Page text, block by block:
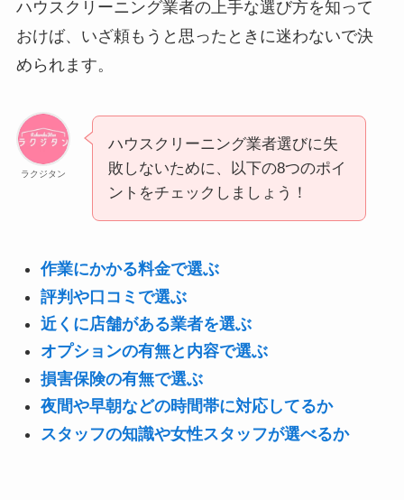
ハウスクリーニング業者の上手な選び方を知って
おけば、いざ頼もうと思ったときに迷わないで決
められます。
ラクジタン
ハウスクリーニング業者選びに失
敗しないために、以下の8つのポイ
ントをチェックしましょう！
作業にかかる料金で選ぶ
評判や口コミで選ぶ
近くに店舗がある業者を選ぶ
オプションの有無と内容で選ぶ
損害保険の有無で選ぶ
夜間や早朝などの時間帯に対応してるか
スタッフの知識や女性スタッフが選べるか